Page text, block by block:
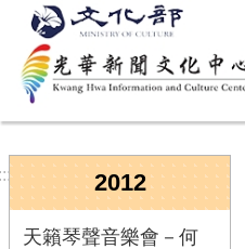
跳到主要內容區塊
2012
天籟琴聲音樂會－何